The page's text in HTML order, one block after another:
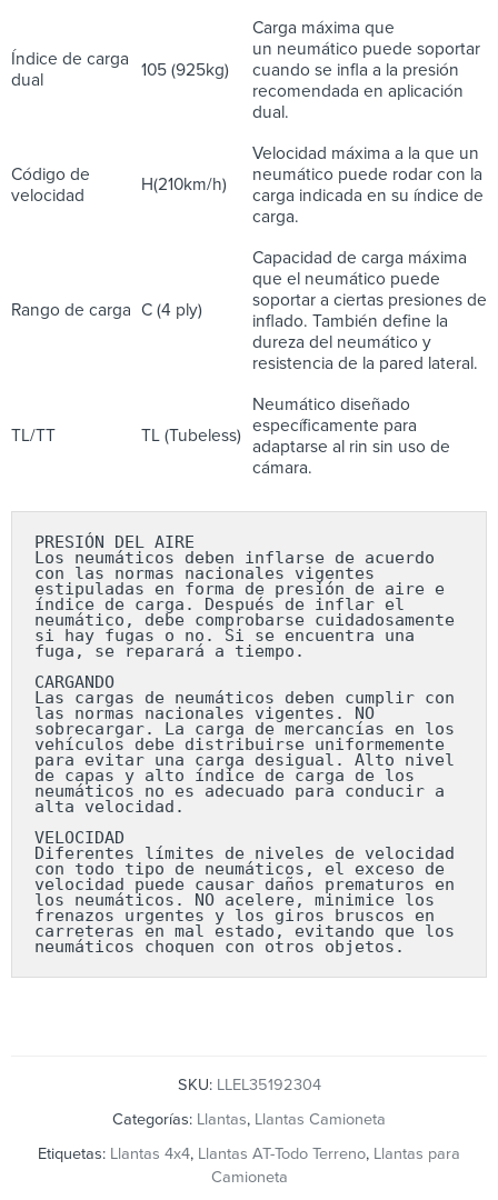
Índice de carga
dual
105 (925kg)
Carga máxima que
un neumático puede soportar
cuando se infla a la presión
recomendada en aplicación
dual.
Código de
velocidad
H(210km/h)
Velocidad máxima a la que un
neumático puede rodar con la
carga indicada en su índice de
carga.
Rango de carga C (4 ply)
Capacidad de carga máxima
que el neumático puede
soportar a ciertas presiones de
inflado. También define la
dureza del neumático y
resistencia de la pared lateral.
TL/TT TL (Tubeless)
Neumático diseñado
específicamente para
adaptarse al rin sin uso de
cámara.
PRESIÓN DEL AIRE
Los neumáticos deben inflarse de acuerdo
con las normas nacionales vigentes
estipuladas en forma de presión de aire e
índice de carga. Después de inflar el
neumático, debe comprobarse cuidadosamente
si hay fugas o no. Si se encuentra una
fuga, se reparará a tiempo.
CARGANDO
Las cargas de neumáticos deben cumplir con
las normas nacionales vigentes. NO
sobrecargar. La carga de mercancías en los
vehículos debe distribuirse uniformemente
para evitar una carga desigual. Alto nivel
de capas y alto índice de carga de los
neumáticos no es adecuado para conducir a
alta velocidad.
VELOCIDAD
Diferentes límites de niveles de velocidad
con todo tipo de neumáticos, el exceso de
velocidad puede causar daños prematuros en
los neumáticos. NO acelere, minimice los
frenazos urgentes y los giros bruscos en
carreteras en mal estado, evitando que los
neumáticos choquen con otros objetos.
SKU: LLEL35192304
Categorías: Llantas, Llantas Camioneta
Etiquetas: Llantas 4x4, Llantas AT-Todo Terreno, Llantas para
Camioneta